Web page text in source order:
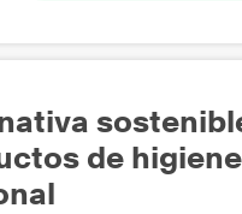
de higiene